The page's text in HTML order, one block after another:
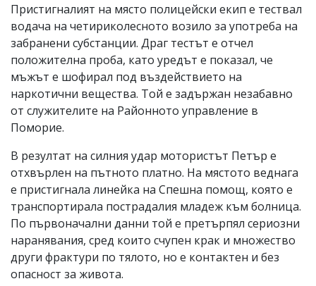
Пристигналият на място полицейски екип е тествал
водача на четириколесното возило за употреба на
забранени субстанции. Драг тестът е отчел
положителна проба, като уредът е показал, че
мъжът е шофирал под въздействието на
наркотични вещества. Той е задържан незабавно
от служителите на Районното управление в
Поморие.
В резултат на силния удар мотористът Петър е
отхвърлен на пътното платно. На мястото веднага
е пристигнала линейка на Спешна помощ, която е
транспортирала пострадалия младеж към болница.
По първоначални данни той е претърпял сериозни
наранявания, сред които счупен крак и множество
други фрактури по тялото, но е контактен и без
опасност за живота.